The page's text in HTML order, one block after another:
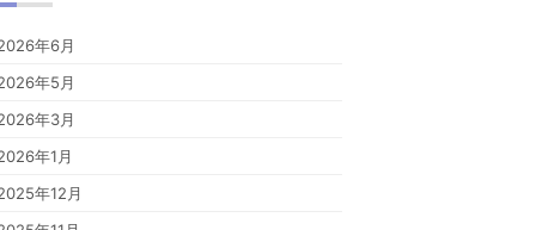
年6月
年5月
年3月
年1月
年12月